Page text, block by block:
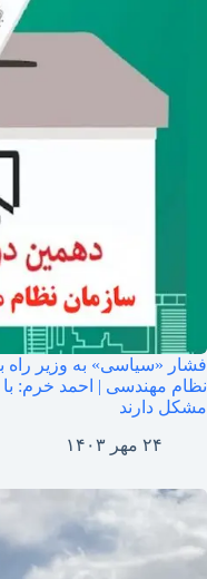
فشار «سیاسی» به وزیر راه
نظام مهندسی | احمد خرم:
مشکل دارند
۲۴ مهر ۱۴۰۳